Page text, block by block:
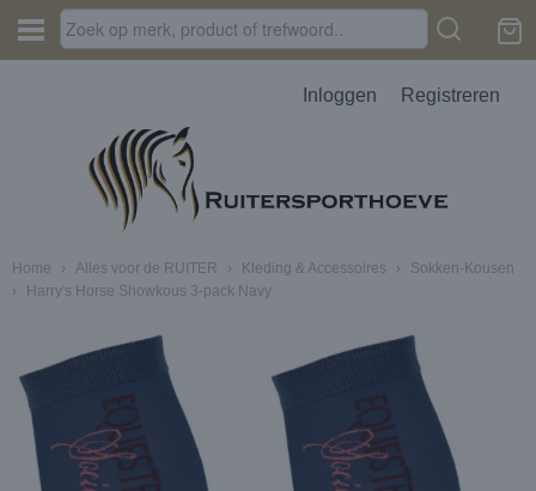
Inloggen Registreren
Home › Alles voor de RUITER › Kleding & Accessoires ›
Sokken-Kousen
›
Harry's Horse Showkous 3-pack Navy